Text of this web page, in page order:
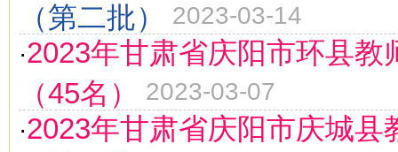
（第二批）
2023-03-14
·2023年甘肃省庆阳市环县教
（45名）
2023-03-07
·2023年甘肃省庆阳市庆城县